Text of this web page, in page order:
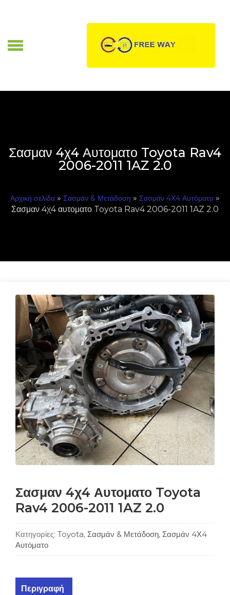
Σασμαν 4χ4 Αυτοματο Toyota Rav4
2006-2011 1AZ 2.0
Αρχική σελίδα » Σασμάν & Μετάδοση » Σασμάν 4Χ4 Αυτόματο »
Σασμαν 4χ4 αυτοματο Toyota Rav4 2006-2011 1AZ 2.0
Σασμαν 4χ4 Αυτοματο Toyota
Rav4 2006-2011 1AZ 2.0
Κατηγορίες: Toyota, Σασμάν & Μετάδοση, Σασμάν 4Χ4
Αυτόματο
Περιγραφή